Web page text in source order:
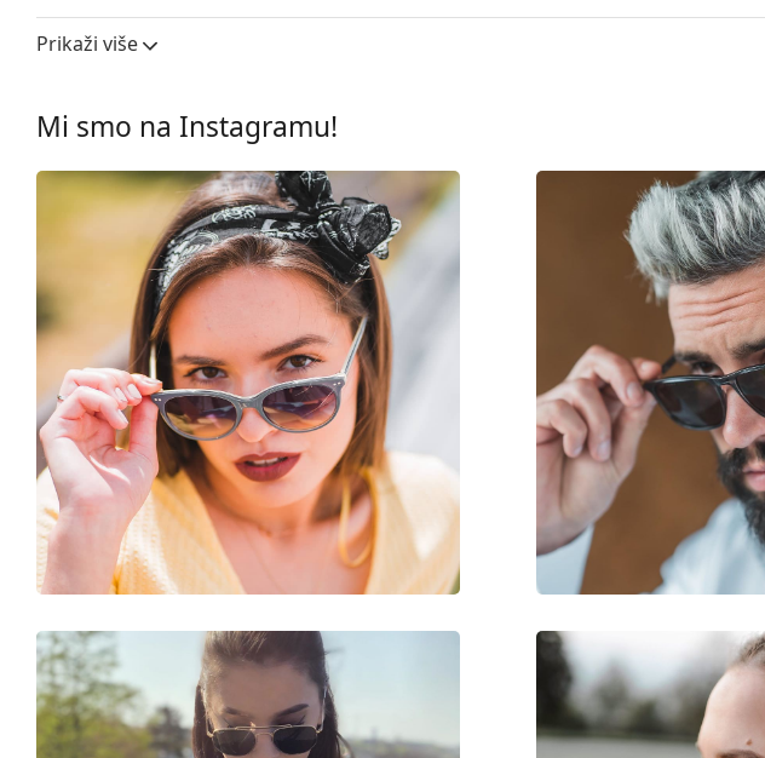
Širina leće:
58 mm
Okviri
Oblik okvira:
Četvrtaste
Boja okvira:
Crna
Boja dijelova okvira:
Zlatna
Materijal okvira:
Metal
Veličina:
M
Širina:
139 mm
Dužina drškice:
145 mm
Širina mosta:
17 mm
Težina:
140 g
Prilagodljivi jastučići za nos:
Da
Fleksibilni zglob:
Ne
Kutijica:
Krpa za čišćenje:
Ostalo
Prikaži više
Mi smo na Instagramu!